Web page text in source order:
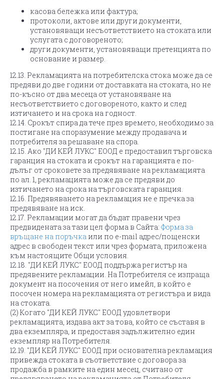
касова бележка или фактура;
протоколи, актове или други документи,
установяващи несъответствието на стоката или
услугата с договореното;
други документи, установяващи претенцията по
основание и размер.
12.13. Рекламацията на потребителска стока може да се
предяви до две години от доставката на стоката, но не
по-късно от два месеца от установяване на
несъответствието с договореното, както и след
изтичането и на срока на годност.
12.14. Срокът спира да тече през времето, необходимо за
постигане на споразумение между продавача и
потребителя за решаване на спора.
12.15. Ако "ДИ КЕЙ ЛУКС" ЕООД е предоставил търговска
гаранция на стоката и срокът на гаранцията е по-
дълъг от сроковете за предявяване на рекламацията
по ал. 1, рекламацията може да се предяви до
изтичането на срока на търговската гаранция.
12.16. Предявяването на рекламация не е пречка за
предявяване на иск.
12.17. Рекламации могат да бъдат правени чрез
предвидената за тази цел форма в Сайта: Форма за
връщане на поръчка или по e-mail адрес/пощенски
адрес в свободен текст или чрез формата, приложена
към настоящите Общи условия.
12.18. "ДИ КЕЙ ЛУКС" ЕООД поддържа регистър на
предявените рекламации. На Потребителя се изпраща
документ на посочения от него имейл, в който е
посочен номера на рекламацията от регистъра и вида
на стоката.
(2) Когато "ДИ КЕЙ ЛУКС" ЕООД удовлетвори
рекламацията, издава акт за това, който се съставя в
два екземпляра, и предоставя задължително един
екземпляр на Потребителя.
12.19. "ДИ КЕЙ ЛУКС" ЕООД при основателна рекламация
привежда стоката в съответствие с договора за
продажба в рамките на един месец, считано от